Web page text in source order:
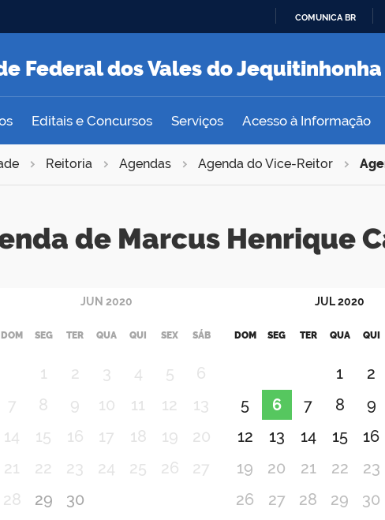
O
COMUNICA BR
Federal dos Vales do
Editais e Concursos Serviços Acesso à Informação
Reitoria Agendas Agenda do Vice-Reitor
de Marcus Henrique
JUN 2020
DOM SEG TER QUA QUI SEX SÁB
1 2 3 4 5
6
7
8 9 10 11 12
13
14
15 16 17 18 19
20
21
22 23 24 25 26
27
28
29 30
JUL2020
DOM SEG TER QUA QUI
1 2
5
6 7 8 9
12
13 14 15 16
19
20 21 22 23
26
27 28 29 30